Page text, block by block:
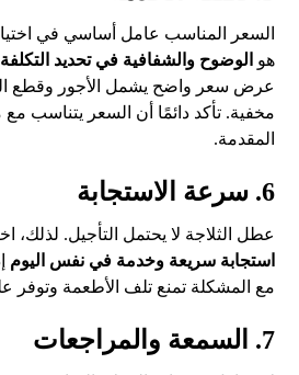
السعر المناسب عامل أساسي في
هو الوضوح والشفافية في تحديد التكلفة
عرض سعر واضح يشمل الأجور وقطع
مخفية. تأكد دائمًا أن السعر يتناسب
المقدمة.
6. سرعة الاستجابة
عطل الثلاجة لا يحتمل التأجيل. لذلك،
استجابة سريعة وخدمة في نفس اليوم
مع المشكلة تمنع تلف الأطعمة وتوفر
7. السمعة والمراجعات